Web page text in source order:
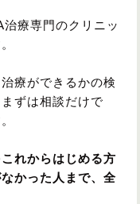
治療専門のクリニッ
療ができるかの検
ずは相談だけで
れからはじめる方
かった人まで、全